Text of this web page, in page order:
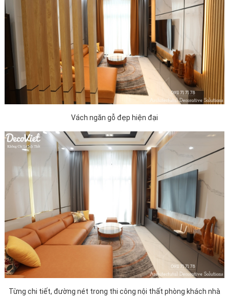
Vách ngăn gỗ đẹp hiện đại
Từng chi tiết, đường nét trong thi công nội thất phòng khách nhà